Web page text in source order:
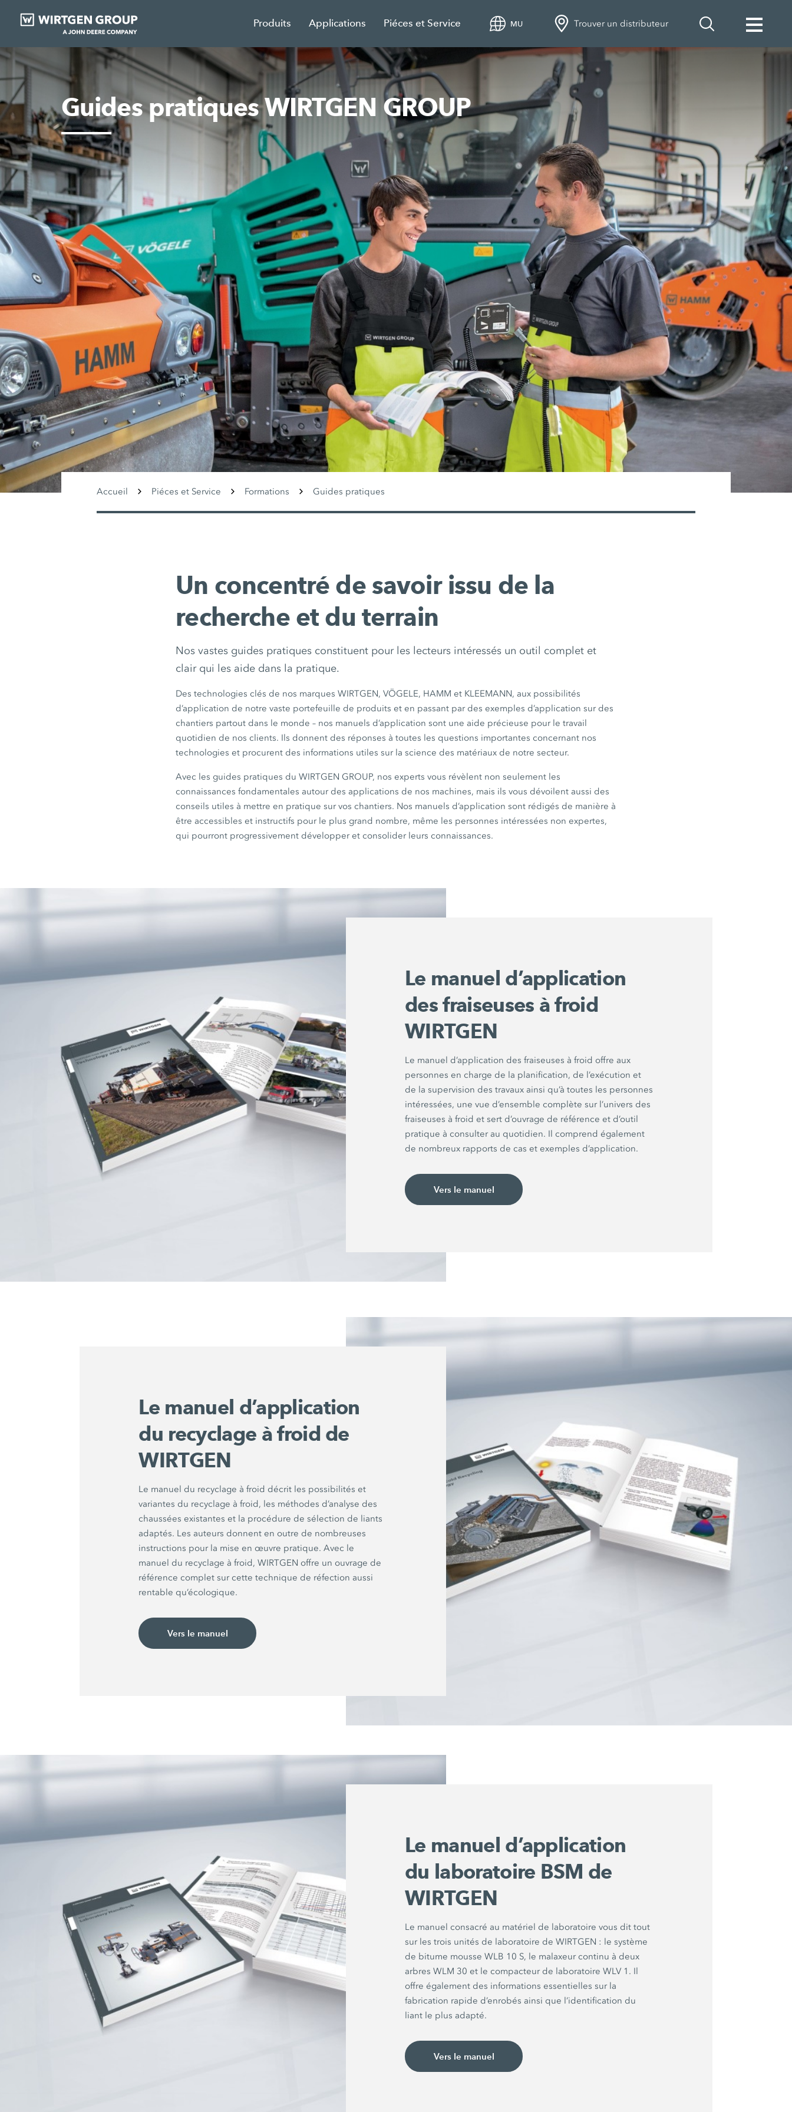
Produits Applications Piéces et Service MU Trouver un distributeur
Guides pratiques WIRTGEN GROUP
Accueil Piéces et Service Formations Guides pratiques
Un concentré de savoir issu de la
recherche et du terrain
Nos vastes guides pratiques constituent pour les lecteurs intéressés un outil complet et
clair qui les aide dans la pratique.
Des technologies clés de nos marques WIRTGEN, VÖGELE, HAMM et KLEEMANN, aux possibilités
d’application de notre vaste portefeuille de produits et en passant par des exemples d’application sur des
chantiers partout dans le monde – nos manuels d’application sont une aide précieuse pour le travail
quotidien de nos clients. Ils donnent des réponses à toutes les questions importantes concernant nos
technologies et procurent des informations utiles sur la science des matériaux de notre secteur.
Avec les guides pratiques du WIRTGEN GROUP, nos experts vous révèlent non seulement les
connaissances fondamentales autour des applications de nos machines, mais ils vous dévoilent aussi des
conseils utiles à mettre en pratique sur vos chantiers. Nos manuels d’application sont rédigés de manière à
être accessibles et instructifs pour le plus grand nombre, même les personnes intéressées non expertes,
qui pourront progressivement développer et consolider leurs connaissances.
Le manuel d’application
des fraiseuses à froid
WIRTGEN
Le manuel d’application des fraiseuses à froid offre aux
personnes en charge de la planification, de l’exécution et
de la supervision des travaux ainsi qu’à toutes les personnes
intéressées, une vue d’ensemble complète sur l’univers des
fraiseuses à froid et sert d’ouvrage de référence et d’outil
pratique à consulter au quotidien. Il comprend également
de nombreux rapports de cas et exemples d’application.
Vers le manuel
Le manuel d’application
du recyclage à froid de
WIRTGEN
Le manuel du recyclage à froid décrit les possibilités et
variantes du recyclage à froid, les méthodes d’analyse des
chaussées existantes et la procédure de sélection de liants
adaptés. Les auteurs donnent en outre de nombreuses
instructions pour la mise en œuvre pratique. Avec le
manuel du recyclage à froid, WIRTGEN offre un ouvrage de
référence complet sur cette technique de réfection aussi
rentable qu’écologique.
Vers le manuel
Le manuel d’application
du laboratoire BSM de
WIRTGEN
Le manuel consacré au matériel de laboratoire vous dit tout
sur les trois unités de laboratoire de WIRTGEN : le système
de bitume mousse WLB 10 S, le malaxeur continu à deux
arbres WLM 30 et le compacteur de laboratoire WLV 1. Il
offre également des informations essentielles sur la
fabrication rapide d’enrobés ainsi que l’identification du
liant le plus adapté.
Vers le manuel